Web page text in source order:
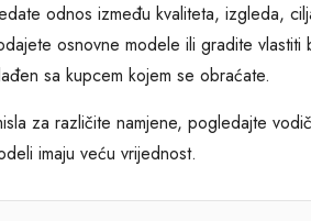
odnos između kvaliteta, izgleda,
osnovne modele ili gradite vlastiti
sa kupcem kojem se obraćate.
za različite namjene, pogledajte vodič
imaju veću vrijednost.